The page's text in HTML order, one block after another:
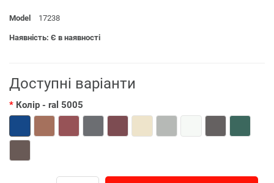
Model 17238
Наявність: Є в наявності
Доступні варіанти
Колір - ral 5005